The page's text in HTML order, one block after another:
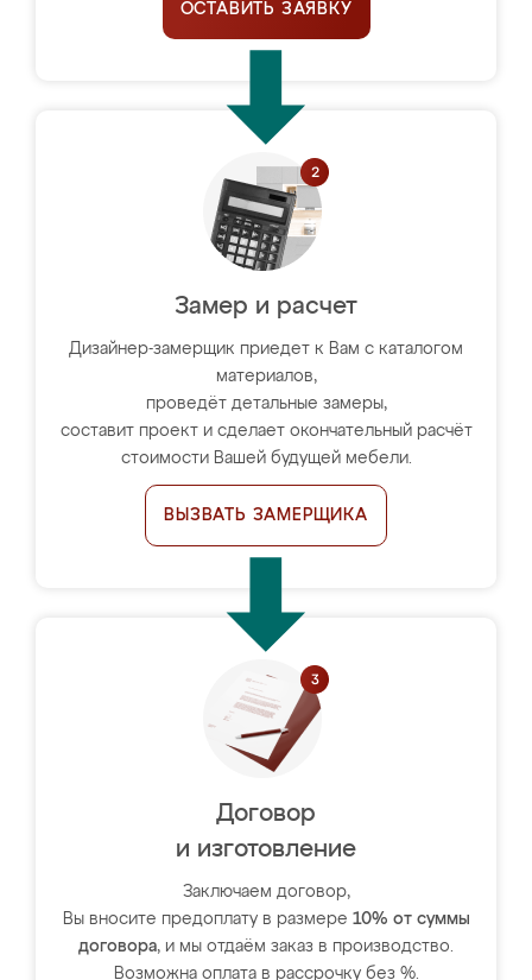
ОСТАВИТЬ ЗАЯВКУ
Замер и расчет
Дизайнер-замерщик приедет к Вам с каталогом
материалов,
проведёт детальные замеры,
составит проект и сделает окончательный расчёт
стоимости Вашей будущей мебели.
ВЫЗВАТЬ ЗАМЕРЩИКА
Договор
и изготовление
Заключаем договор,
Вы вносите предоплату в размере 10% от суммы
договора, и мы отдаём заказ в производство.
Возможна оплата в рассрочку без %.